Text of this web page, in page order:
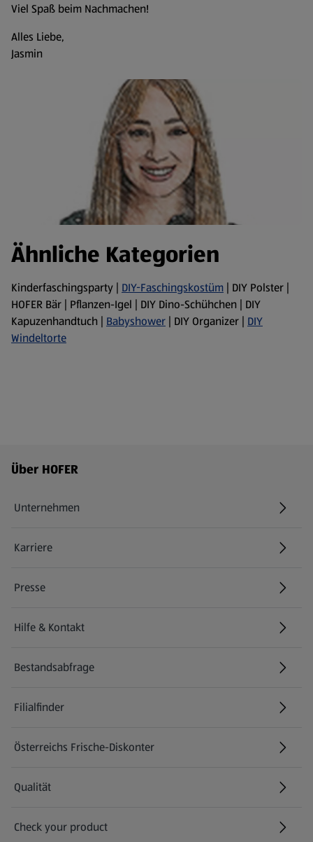
Viel Spaß beim Nachmachen!
Alles Liebe,
Jasmin
Ähnliche Kategorien
Kinderfaschingsparty | DIY-Faschingskostüm | DIY Polster |
HOFER Bär | Pflanzen-Igel | DIY Dino-Schühchen | DIY
Kapuzenhandtuch | Babyshower | DIY Organizer | DIY
Windeltorte
Fußzeilenmenü - weitere Links
Über HOFER
Unternehmen
Karriere
(öffnet in einem neuen Tab)
Presse
Hilfe & Kontakt
(öffnet in einem neuen Tab)
Bestandsabfrage
(öffnet in einem neuen Tab)
Filialfinder
Österreichs Frische-Diskonter
Qualität
Check your product
(öffnet in einem neuen Tab)